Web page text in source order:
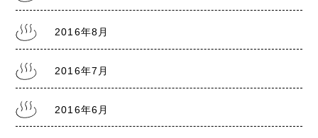
2016年8月
2016年7月
2016年6月